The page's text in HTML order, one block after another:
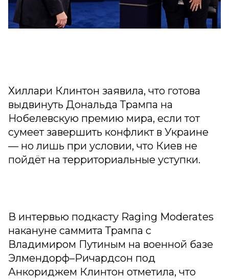
Хиллари Клинтон заявила, что готова
выдвинуть Дональда Трампа на
Нобелевскую премию мира, если тот
сумеет завершить конфликт в Украине
— но лишь при условии, что Киев не
пойдёт на территориальные уступки.
В интервью подкасту Raging Moderates
накануне саммита Трампа с
Владимиром Путиным на военной базе
Элмендорф–Ричардсон под
Анкориджем Клинтон отметила, что